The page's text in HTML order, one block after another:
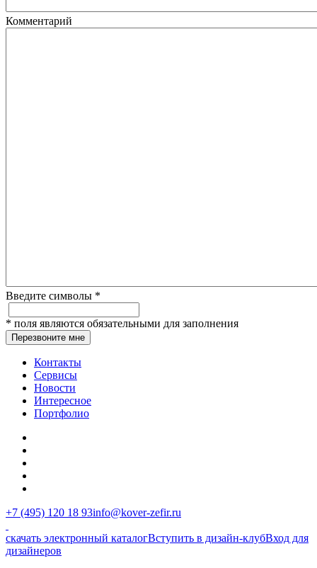
Комментарий
Введите символы *
* поля являются обязательными для заполнения
Перезвоните мне
Контакты
Сервисы
Новости
Интересное
Портфолио
+7 (495) 120 18 93info@kover-zefir.ru
скачать электронный каталогВступить в дизайн-клубВход для
дизайнеров